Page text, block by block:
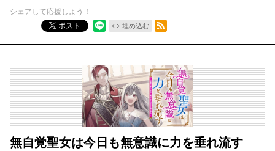
シェアして応援しよう！
ポスト
埋め込む
RSSフィード
無自覚聖女は今日も無意識に力を垂れ流す